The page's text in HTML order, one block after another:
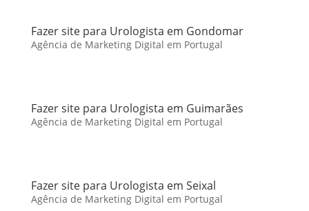
Fazer site para Urologista em Gondomar
Agência de Marketing Digital em Portugal
Fazer site para Urologista em Guimarães
Agência de Marketing Digital em Portugal
Fazer site para Urologista em Seixal
Agência de Marketing Digital em Portugal